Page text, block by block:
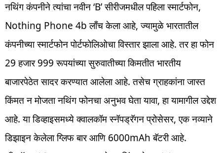
नथिंग कंपनीने त्यांचा नवीन ‘B’ सीरीजमधील पहिला स्मार्टफोन,
Nothing Phone 4b लाँच केला आहे, ज्यामुळे भारतातील
कंपनीच्या स्मार्टफोन पोर्टफोलिओचा विस्तार झाला आहे. तर हा फोन
29 हजार 999 रूपयांच्या सुरुवातीच्या किमतीत भारतीय
बाजारपेठेत सादर करण्यात आलेला आहे. तसेच ग्राहकांना जास्त
किंमत न मोजता नथिंग फोनचा अनुभव घेता यावा, हा यामागील उद्देश
आहे. या डिव्हाइसमध्ये क्वालकॉम स्नॅपड्रॅगन प्रोसेसर, एक नव्याने
डिझाइन केलेला ग्लिफ बार आणि 6000mAh बॅटरी आहे.